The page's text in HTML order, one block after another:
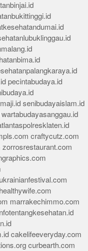
pecintabudaya.id
senibudayaislam.id
wartabudayasanggau.id
craftycutz.com
zorrosrestaurant.com
healthywife.com
marrakechimmo.com
cakelifeeveryday.com
curbearth.com